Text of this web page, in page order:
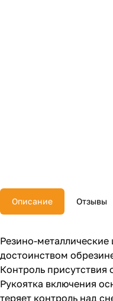
Описание Отзывы
Резино-
достоинством
Контроль присутствия
Рукоятка включения
теряет контроль над